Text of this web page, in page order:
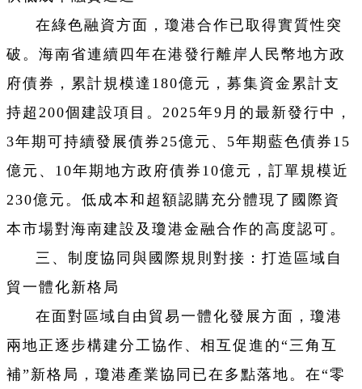
在綠色融資方面，瓊港合作已取得實質性突
破。海南省連續四年在港發行離岸人民幣地方政
府債券，累計規模達180億元，募集資金累計支
持超200個建設項目。2025年9月的最新發行中，
3年期可持續發展債券25億元、5年期藍色債券15
億元、10年期地方政府債券10億元，訂單規模近
230億元。低成本和超額認購充分體現了國際資
本市場對海南建設及瓊港金融合作的高度認可。
三、制度協同與國際規則對接：打造區域自
貿一體化新格局
在面對區域自由貿易一體化發展方面，瓊港
兩地正逐步構建分工協作、相互促進的“三角互
補”新格局，瓊港產業協同已在多點落地。在“零